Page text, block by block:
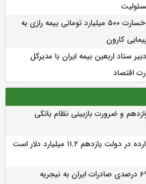
پرداخت خسارت ۵۰۰ میلیارد تومانی بیمه رازی به
کارون
ستاد اربعین بیمه ایران با مدیرکل
اقتصاد
و ضرورت بازبینی نظام بانکی
دولت یازدهم ۱۱.۲ میلیارد دلار است